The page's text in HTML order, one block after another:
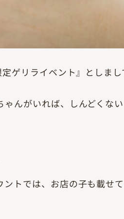
ゲリライベント』としま
んがいれば、しんどくない
トでは、お店の子も載せて